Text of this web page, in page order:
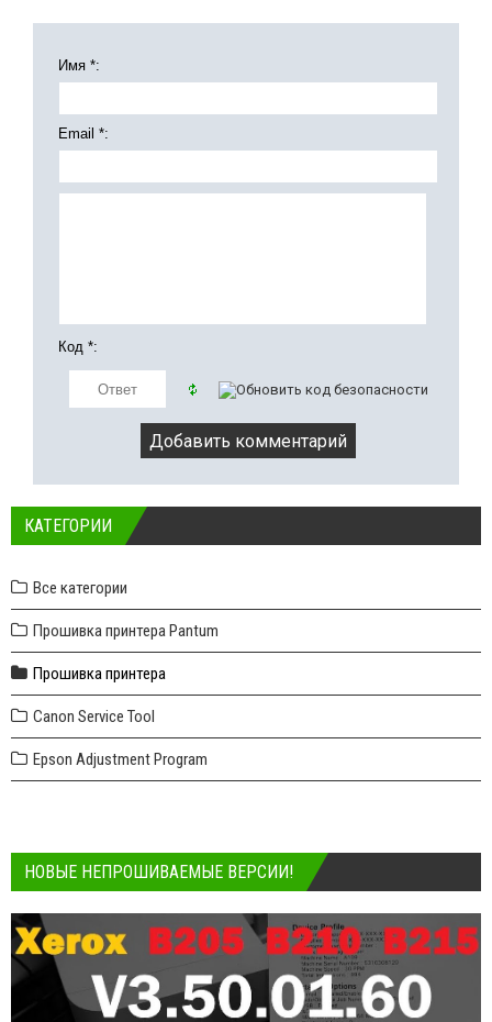
Имя *:
Email *:
Код *:
КАТЕГОРИИ
Все категории
Прошивка принтера Pantum
Прошивка принтера
Canon Service Tool
Epson Adjustment Program
НОВЫЕ НЕПРОШИВАЕМЫЕ ВЕРСИИ!